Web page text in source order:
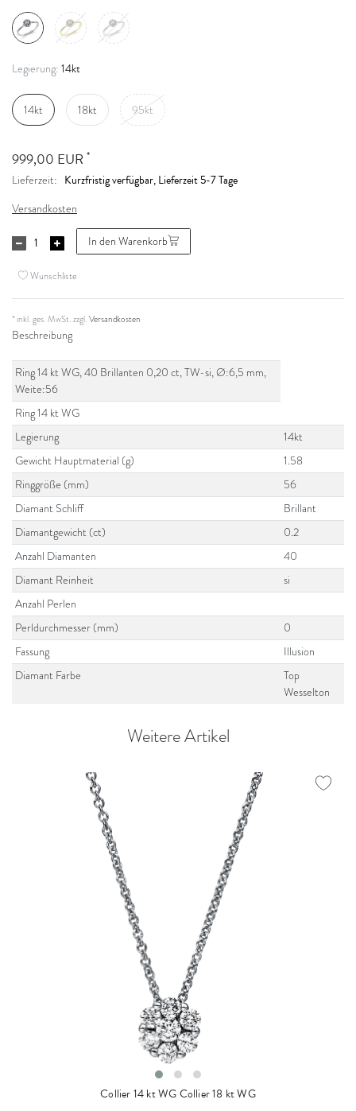
Legierung: 14kt
14kt 18kt 95kt
999,00 EUR *
Lieferzeit: Kurzfristig verfügbar, Lieferzeit 5-7 Tage
Versandkosten
In den Warenkorb
Wunschliste
* inkl. ges. MwSt. zzgl.Versandkosten
Beschreibung
Ring 14 kt WG, 40 Brillanten 0,20 ct, TW-si, Ø:6,5 mm,
Weite:56
Ring 14 kt WG
Legierung
14kt
Gewicht Hauptmaterial (g)
1.58
Ringgröße (mm)
56
Diamant Schliff
Brillant
Diamantgewicht (ct)
0.2
Anzahl Diamanten
40
Diamant Reinheit
si
Anzahl Perlen
Perldurchmesser (mm)
0
Fassung
Illusion
Diamant Farbe
Top
Wesselton
Weitere Artikel
Collier 14 kt WGCollier 18 kt WG